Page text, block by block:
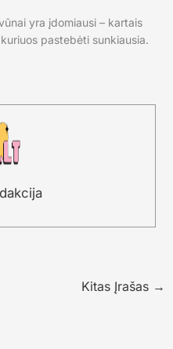
yra įdomiausi – kartais
pastebėti sunkiausia.
Kitas Įrašas →